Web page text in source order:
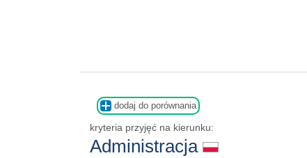
dodaj do porównania
kryteria przyjęć na kierunku:
Administracja